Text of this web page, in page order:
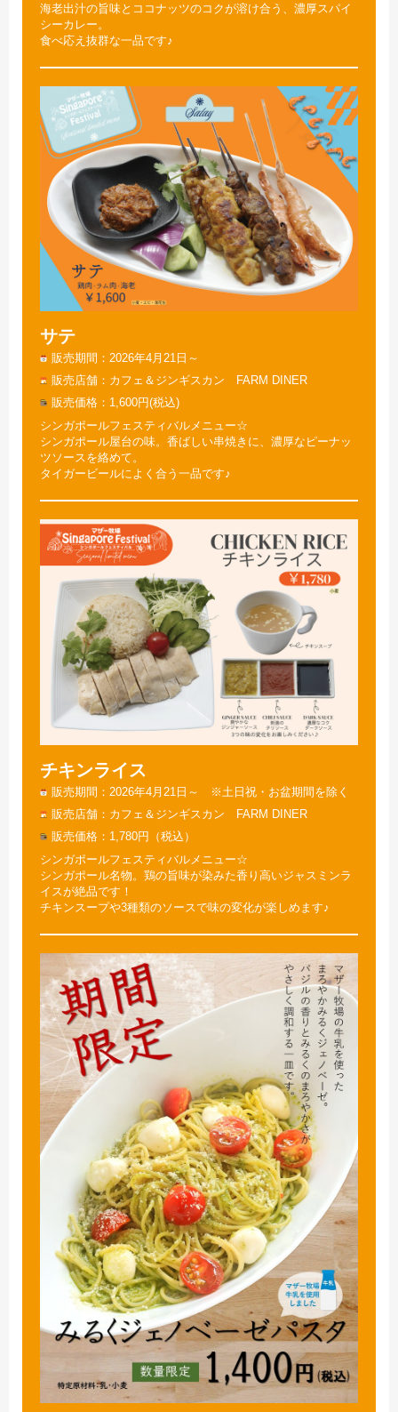
海老出汁の旨味とココナッツのコクが溶け合う、濃厚スパイ
シーカレー。
食べ応え抜群な一品です♪
サテ
販売期間
2026年4月21日～
販売店舗
カフェ＆ジンギスカン FARM DINER
販売価格
1,600円(税込)
シンガポールフェスティバルメニュー☆
シンガポール屋台の味。香ばしい串焼きに、濃厚なピーナッ
ツソースを絡めて。
タイガービールによく合う一品です♪
チキンライス
販売期間
2026年4月21日～ ※土日祝・お盆期間を除く
販売店舗
カフェ＆ジンギスカン FARM DINER
販売価格
1,780円（税込）
シンガポールフェスティバルメニュー☆
シンガポール名物。鶏の旨味が染みた香り高いジャスミンラ
イスが絶品です！
チキンスープや3種類のソースで味の変化が楽しめます♪